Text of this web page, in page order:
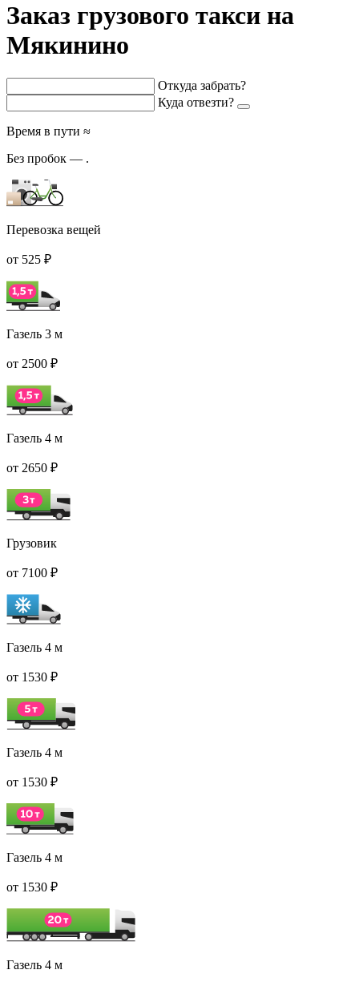
Заказ грузового такси на
Мякинино
Откуда забрать?
Куда отвезти?
Время в пути ≈
Без пробок — .
Перевозка вещей
от 525 ₽
Газель 3 м
от 2500 ₽
Газель 4 м
от 2650 ₽
Грузовик
от 7100 ₽
Газель 4 м
от 1530 ₽
Газель 4 м
от 1530 ₽
Газель 4 м
от 1530 ₽
Газель 4 м